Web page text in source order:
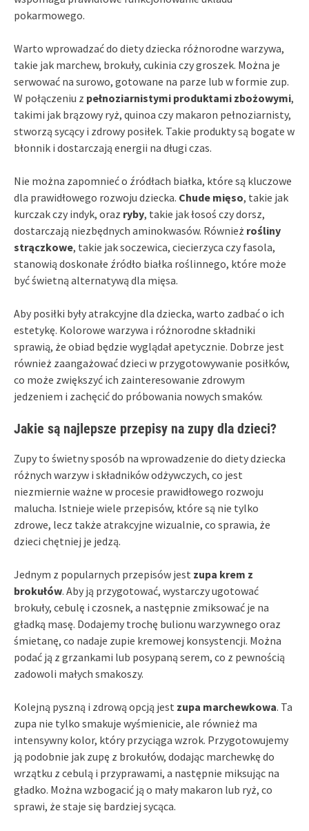
pokarmowego.
Warto wprowadzać do diety dziecka różnorodne warzywa,
takie jak marchew, brokuły, cukinia czy groszek. Można je
serwować na surowo, gotowane na parze lub w formie zup.
W połączeniu z pełnoziarnistymi produktami zbożowymi,
takimi jak brązowy ryż, quinoa czy makaron pełnoziarnisty,
stworzą sycący i zdrowy posiłek. Takie produkty są bogate w
błonnik i dostarczają energii na długi czas.
Nie można zapomnieć o źródłach białka, które są kluczowe
dla prawidłowego rozwoju dziecka. Chude mięso, takie jak
kurczak czy indyk, oraz ryby, takie jak łosoś czy dorsz,
dostarczają niezbędnych aminokwasów. Również rośliny
strączkowe, takie jak soczewica, ciecierzyca czy fasola,
stanowią doskonałe źródło białka roślinnego, które może
być świetną alternatywą dla mięsa.
Aby posiłki były atrakcyjne dla dziecka, warto zadbać o ich
estetykę. Kolorowe warzywa i różnorodne składniki
sprawią, że obiad będzie wyglądał apetycznie. Dobrze jest
również zaangażować dzieci w przygotowywanie posiłków,
co może zwiększyć ich zainteresowanie zdrowym
jedzeniem i zachęcić do próbowania nowych smaków.
Jakie są najlepsze przepisy na zupy dla dzieci?
Zupy to świetny sposób na wprowadzenie do diety dziecka
różnych warzyw i składników odżywczych, co jest
niezmiernie ważne w procesie prawidłowego rozwoju
malucha. Istnieje wiele przepisów, które są nie tylko
zdrowe, lecz także atrakcyjne wizualnie, co sprawia, że
dzieci chętniej je jedzą.
Jednym z popularnych przepisów jest zupa krem z
brokułów. Aby ją przygotować, wystarczy ugotować
brokuły, cebulę i czosnek, a następnie zmiksować je na
gładką masę. Dodajemy trochę bulionu warzywnego oraz
śmietanę, co nadaje zupie kremowej konsystencji. Można
podać ją z grzankami lub posypaną serem, co z pewnością
zadowoli małych smakoszy.
Kolejną pyszną i zdrową opcją jest zupa marchewkowa. Ta
zupa nie tylko smakuje wyśmienicie, ale również ma
intensywny kolor, który przyciąga wzrok. Przygotowujemy
ją podobnie jak zupę z brokułów, dodając marchewkę do
wrzątku z cebulą i przyprawami, a następnie miksując na
gładko. Można wzbogacić ją o mały makaron lub ryż, co
sprawi, że staje się bardziej sycąca.